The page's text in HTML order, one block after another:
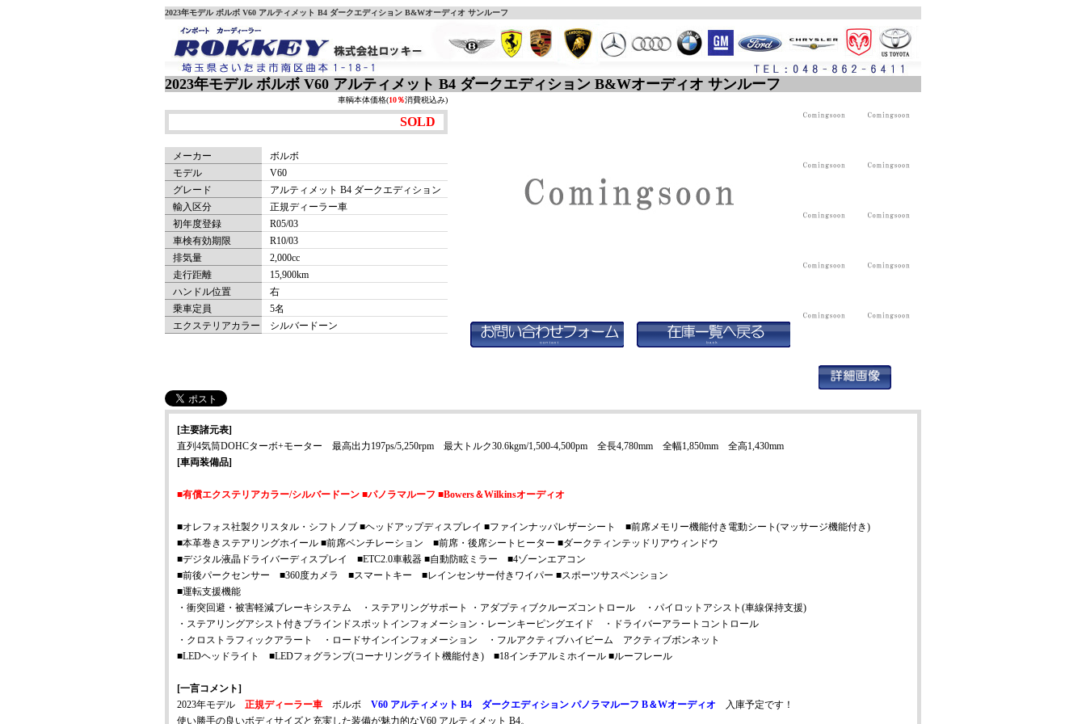
2023年モデル ボルボ V60 アルティメット B4 ダークエディション B&Wオーディオ サンルーフ
2023年モデル ボルボ V60 アルティメット B4 ダークエディション B&Wオーディオ サンルーフ
車輌本体価格(10％消費税込み)
SOLD
メーカー
モデル
グレード
輸入区分
初年度登録
車検有効期限
排気量
走行距離
ハンドル位置
乗車定員
エクステリアカラー
ボルボ
V60
アルティメット B4 ダークエディション
正規ディーラー車
R05/03
R10/03
2,000cc
15,900km
右
5名
シルバードーン
[主要諸元表]
直列4気筒DOHCターボ+モーター 最高出力197ps/5,250rpm 最大トルク30.6kgm/1,500-4,500pm 全長4,780mm 全幅1,850mm 全高1,430mm
[車両装備品]
■有償エクステリアカラー/シルバードーン ■パノラマルーフ ■Bowers＆Wilkinsオーディオ
■オレフォス社製クリスタル・シフトノブ ■ヘッドアップディスプレイ ■ファインナッパレザーシート ■前席メモリー機能付き電動シート(マッサージ機能付き)
■本革巻きステアリングホイール ■前席ベンチレーション ■前席・後席シートヒーター ■ダークティンテッドリアウィンドウ
■デジタル液晶ドライバーディスプレイ ■ETC2.0車載器 ■自動防眩ミラー ■4ゾーンエアコン
■前後パークセンサー ■360度カメラ ■スマートキー ■レインセンサー付きワイパー ■スポーツサスペンション
■運転支援機能
・衝突回避・被害軽減ブレーキシステム ・ステアリングサポート ・アダプティブクルーズコントロール ・パイロットアシスト(車線保持支援)
・ステアリングアシスト付きブラインドスポットインフォメーション・レーンキーピングエイド ・ドライバーアラートコントロール
・クロストラフィックアラート ・ロードサインインフォメーション ・フルアクティブハイビーム アクティブボンネット
■LEDヘッドライト ■LEDフォグランプ(コーナリングライト機能付き) ■18インチアルミホイール ■ルーフレール
[一言コメント]
2023年モデル 正規ディーラー車 ボルボ V60 アルティメット B4 ダークエディション パノラマルーフ B＆Wオーディオ 入庫予定です！
使い勝手の良いボディサイズと充実した装備が魅力的なV60 アルティメット B4。